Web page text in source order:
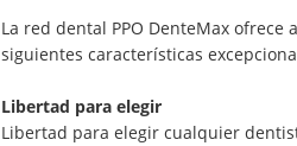
La red dental PPO DenteMax
siguientes características
Libertad para elegir
Libertad para elegir cualquier